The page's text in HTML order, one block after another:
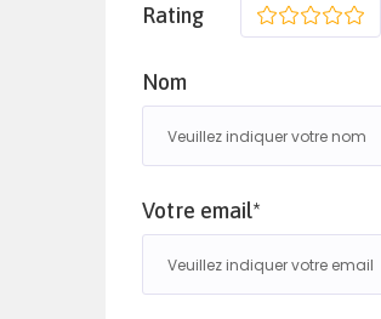
Rating 5
4
3
2
Nom
Votre email*